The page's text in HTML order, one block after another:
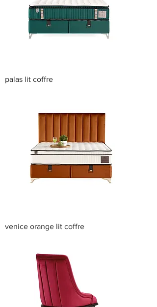
palas lit coffre
venice orange lit coffre